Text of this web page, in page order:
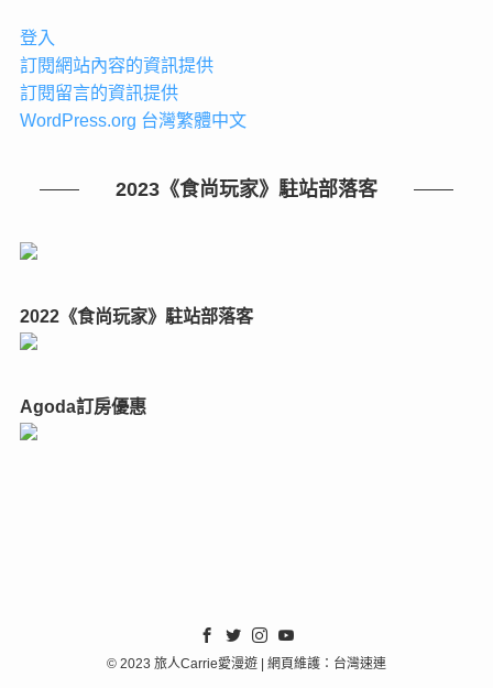
登入
訂閱網站內容的資訊提供
訂閱留言的資訊提供
WordPress.org 台灣繁體中文
2023《食尚玩家》駐站部落客
2022《食尚玩家》駐站部落客
Agoda訂房優惠
© 2023 旅人Carrie愛漫遊 | 網頁維護：台灣速連